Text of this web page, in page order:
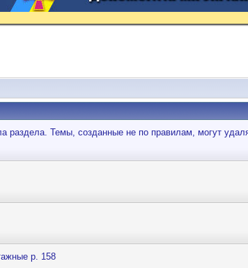
раздела. Темы, созданные не по правилам, могут
р. 158